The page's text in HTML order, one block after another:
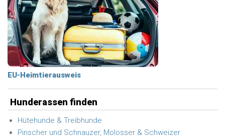
EU-Heimtierausweis
Hunderassen finden
Hütehunde & Treibhunde
Pinscher und Schnauzer, Molosser & Schweizer